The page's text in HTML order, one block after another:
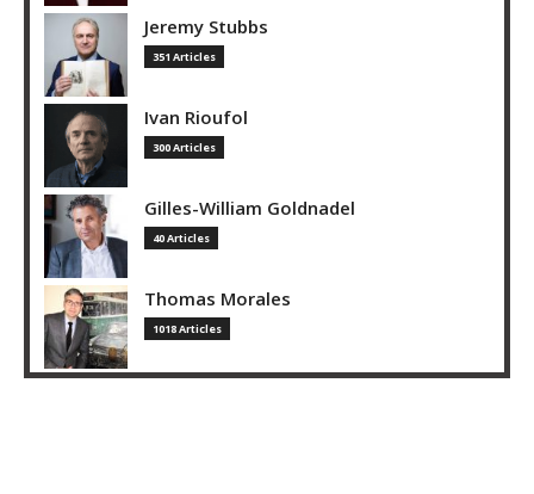
Jeremy Stubbs
351 Articles
Ivan Rioufol
300 Articles
Gilles-William Goldnadel
40 Articles
Thomas Morales
1018 Articles